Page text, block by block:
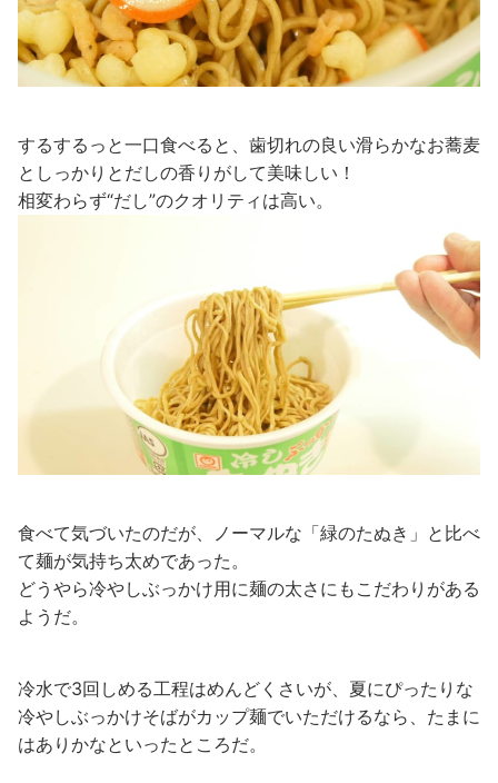
するするっと一口食べると、歯切れの良い滑らかなお蕎麦
としっかりとだしの香りがして美味しい！
相変わらず“だし”のクオリティは高い。
食べて気づいたのだが、ノーマルな「緑のたぬき」と比べ
て麺が気持ち太めであった。
どうやら冷やしぶっかけ用に麺の太さにもこだわりがある
ようだ。
冷水で3回しめる工程はめんどくさいが、夏にぴったりな
冷やしぶっかけそばがカップ麺でいただけるなら、たまに
はありかなといったところだ。